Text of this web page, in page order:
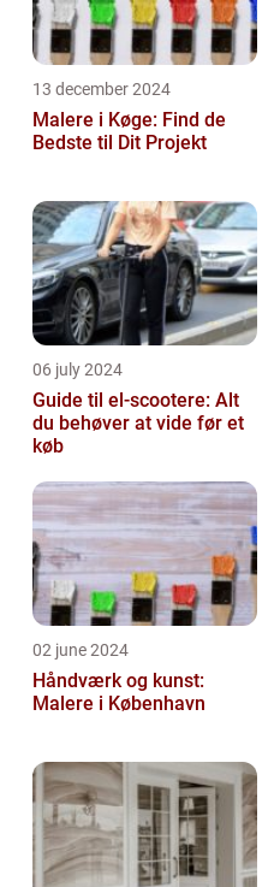
13 december 2024
Malere i Køge: Find de
Bedste til Dit Projekt
06 july 2024
Guide til el-scootere: Alt
du behøver at vide før et
køb
02 june 2024
Håndværk og kunst:
Malere i København